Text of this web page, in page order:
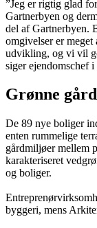
”Jeg er rigtig glad
Gartnerbyen og
del af Gartnerbyen.
omgivelser er
udvikling, og vi vil
siger ejendomschef
Grønne
De 89 nye boliger
enten rummelige
gårdmiljøer mellem
karakteriseret
og boliger.
byggeri, mens